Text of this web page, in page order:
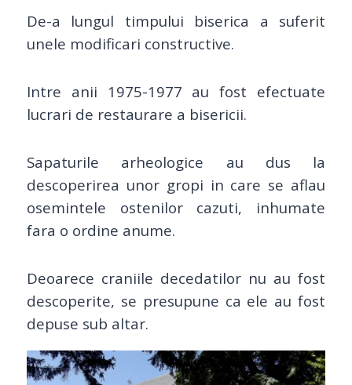
De-a lungul timpului biserica a suferit
unele modificari constructive.
Intre anii 1975-1977 au fost efectuate
lucrari de restaurare a bisericii.
Sapaturile arheologice au dus la
descoperirea unor gropi in care se aflau
osemintele ostenilor cazuti, inhumate
fara o ordine anume.
Deoarece craniile decedatilor nu au fost
descoperite, se presupune ca ele au fost
depuse sub altar.